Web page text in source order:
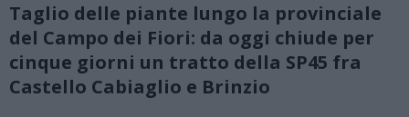
Taglio delle piante lungo la provinciale
del Campo dei Fiori: da oggi chiude per
cinque giorni un tratto della SP45 fra
Castello Cabiaglio e Brinzio